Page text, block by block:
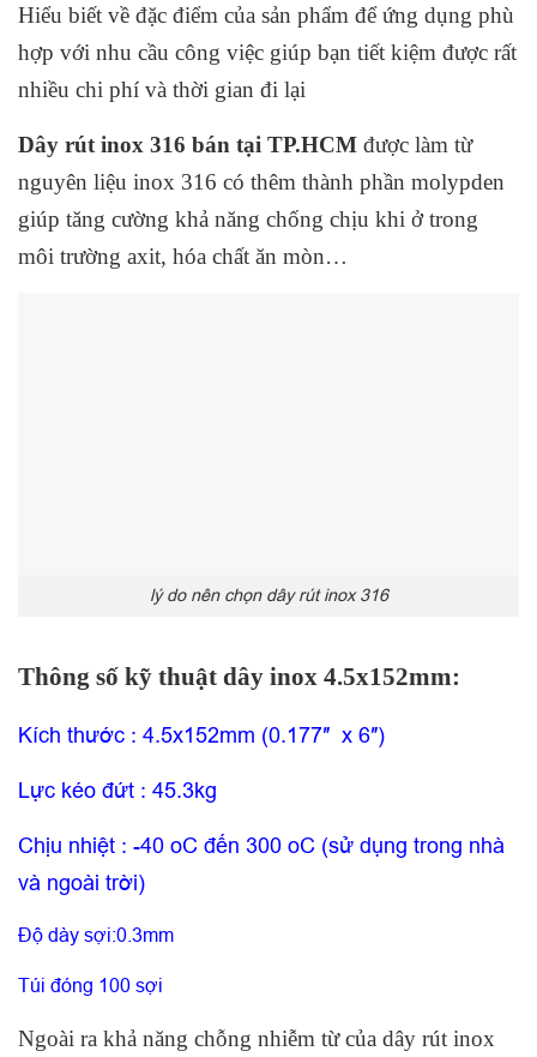
Hiểu biết về đặc điểm của sản phẩm để ứng dụng phù
hợp với nhu cầu công việc giúp bạn tiết kiệm được rất
nhiều chi phí và thời gian đi lại
Dây rút inox 316 bán tại TP.HCM được làm từ
nguyên liệu inox 316 có thêm thành phần molypden
giúp tăng cường khả năng chống chịu khi ở trong
môi trường axit, hóa chất ăn mòn…
lý do nên chọn dây rút inox 316
Thông số kỹ thuật dây inox 4.5x152mm:
Kích thước : 4.5x152mm (0.177″ x 6″)
Lực kéo đứt : 45.3kg
Chịu nhiệt : -40 oC đến 300 oC (sử dụng trong nhà
và ngoài trời)
Độ dày sợi:0.3mm
Túi đóng 100 sợi
Ngoài ra khả năng chỗng nhiễm từ của dây rút inox